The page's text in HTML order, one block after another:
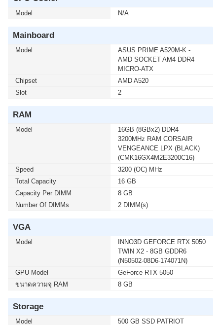
ต่อ 1 อัน) สนใจโปรโมชั่นนี้ ติดต่อ 02-017-4444
เมื่อซื้อพร้อมคอมเซ็ต ลดทันที 750 บาท จากปกติ 5,990
บาท เหลือเพียง 5,240 บาท UPS SYNDOME (ECO II-
2200-LCD) 2000VA/1200WATT(1 เซ็ต ต่อ 1 อัน) สนใจ
โปรโมชั่นนี้ ติดต่อ 02-017-4444
เมื่อซื้อพร้อมคอมเซ็ต ลดทันที 740 บาท จากปกติ 6,990
เมื่อซื้อพร้อมคอมเซ็ต ลดทันที 160 บาท จากปกติ 1,690
บาท เหลือเพียง 1,530 บาท UPS SYNDOME (ATOM-850-
LED) 850VA/360WATT (1 เซ็ต ต่อ 1 อัน) สนใจโปรโมชั่น
บาท เหลือเพียง 2,160 บาท UPS SYNDOME (ATOM-
เมื่อซื้อพร้อมคอมเซ็ต ลดทันที 600 บาท จากปกติ 4,890
บาท เหลือเพียง 4,290 บาท UPS SYNDOME (ECO II
1500 LCD) 1500VA/900WATT (1 เซ็ต ต่อ 1 อัน) สนใจโปร
โมชั่นนี้ ติดต่อ 02-017-4444
Model N/A
Mainboard
Model
ASUS PRIME A520M-K -
AMD SOCKET AM4 DDR4
MICRO-ATX
Chipset
AMD A520
Slot
2
RAM
Model
16GB (8GBx2) DDR4
3200MHz RAM CORSAIR
VENGEANCE LPX (BLACK)
(CMK16GX4M2E3200C16)
Speed
3200 (OC) MHz
Total Capacity
16 GB
Capacity Per DIMM
8 GB
Number Of DIMMs
2 DIMM(s)
VGA
Model
INNO3D GEFORCE RTX 5050
TWIN X2 - 8GB GDDR6
(N50502-08D6-174071N)
GPU Model
GeForce RTX 5050
ขนาดความจุ RAM
8 GB
Storage
Model
500 GB SSD PATRIOT